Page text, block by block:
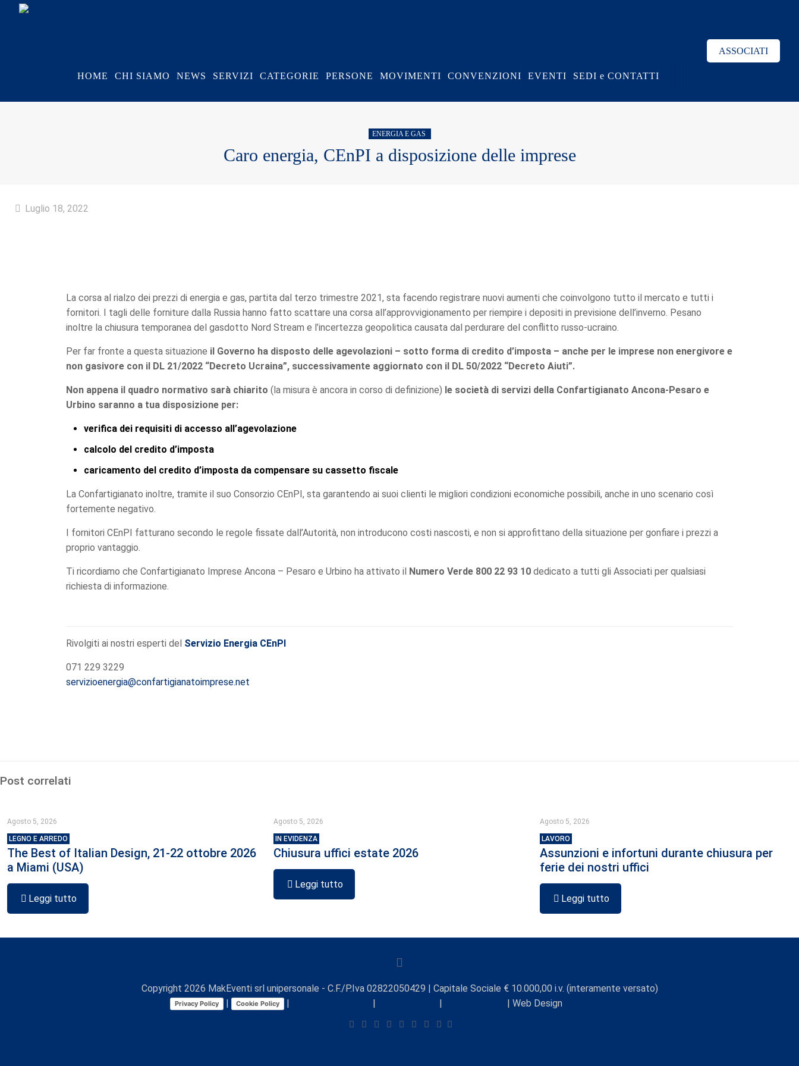
HOME CHI SIAMO NEWS SERVIZI CATEGORIE PERSONE MOVIMENTI CONVENZIONI EVENTI SEDI e CONTATTI
ASSOCIATI
ENERGIA E GAS
Caro energia, CEnPI a disposizione delle imprese
Luglio 18, 2022
La corsa al rialzo dei prezzi di energia e gas, partita dal terzo trimestre 2021, sta facendo registrare nuovi aumenti che coinvolgono tutto il mercato e tutti i
fornitori. I tagli delle forniture dalla Russia hanno fatto scattare una corsa all’approvvigionamento per riempire i depositi in previsione dell’inverno. Pesano
inoltre la chiusura temporanea del gasdotto Nord Stream e l’incertezza geopolitica causata dal perdurare del conflitto russo-ucraino.
Per far fronte a questa situazione il Governo ha disposto delle agevolazioni – sotto forma di credito d’imposta – anche per le imprese non energivore e
non gasivore con il DL 21/2022 “Decreto Ucraina”, successivamente aggiornato con il DL 50/2022 “Decreto Aiuti”.
Non appena il quadro normativo sarà chiarito (la misura è ancora in corso di definizione) le società di servizi della Confartigianato Ancona-Pesaro e
Urbino saranno a tua disposizione per:
verifica dei requisiti di accesso all’agevolazione
calcolo del credito d’imposta
caricamento del credito d’imposta da compensare su cassetto fiscale
La Confartigianato inoltre, tramite il suo Consorzio CEnPI, sta garantendo ai suoi clienti le migliori condizioni economiche possibili, anche in uno scenario così
fortemente negativo.
I fornitori CEnPI fatturano secondo le regole fissate dall’Autorità, non introducono costi nascosti, e non si approfittano della situazione per gonfiare i prezzi a
proprio vantaggio.
Ti ricordiamo che Confartigianato Imprese Ancona – Pesaro e Urbino ha attivato il Numero Verde 800 22 93 10 dedicato a tutti gli Associati per qualsiasi
richiesta di informazione.
Rivolgiti ai nostri esperti del Servizio Energia CEnPI
071 229 3229
servizioenergia@confartigianatoimprese.net
Post correlati
Agosto 5, 2026
LEGNO E ARREDO
The Best of Italian Design, 21-22 ottobre 2026
a Miami (USA)
Leggi tutto
Agosto 5, 2026
IN EVIDENZA
Chiusura uffici estate 2026
Leggi tutto
Agosto 5, 2026
LAVORO
Assunzioni e infortuni durante chiusura per
ferie dei nostri uffici
Leggi tutto
Copyright 2026 MakEventi srl unipersonale - C.F./P.Iva 02822050429 | Capitale Sociale € 10.000,00 i.v. (interamente versato)
Privacy Policy | Cookie Policy | | | | Web Design